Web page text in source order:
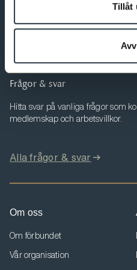
Tillåt
Här kan du ändra dina uppgifter,
Frågor & svar
Hitta svar på vanliga frågor som
medlemskap och arbetsvillkor.
Alla frågor & svar
Om oss
Om förbundet
Vår organisation